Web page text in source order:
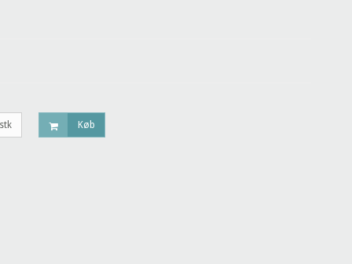
stk Køb